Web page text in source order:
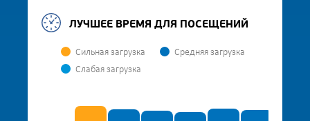
ЛУЧШЕЕ ВРЕМЯ ДЛЯ ПОСЕЩЕНИЙ
Сильная загрузка
Средняя загрузка
Слабая загрузка